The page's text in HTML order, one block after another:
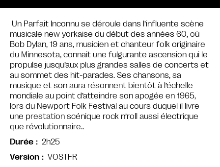
Un Parfait Inconnu se déroule dans l’influente scène
musicale new yorkaise du début des années 60, où
Bob Dylan, 19 ans, musicien et chanteur folk originaire
du Minnesota, connait une fulgurante ascension qui le
propulse jusqu’aux plus grandes salles de concerts et
au sommet des hit-parades. Ses chansons, sa
musique et son aura résonnent bientôt à l’échelle
mondiale au point d’atteindre son apogée en 1965,
lors du Newport Folk Festival au cours duquel il livre
une prestation scénique rock n’roll aussi électrique
que révolutionnaire..
Durée
2h25
Version
VOSTFR